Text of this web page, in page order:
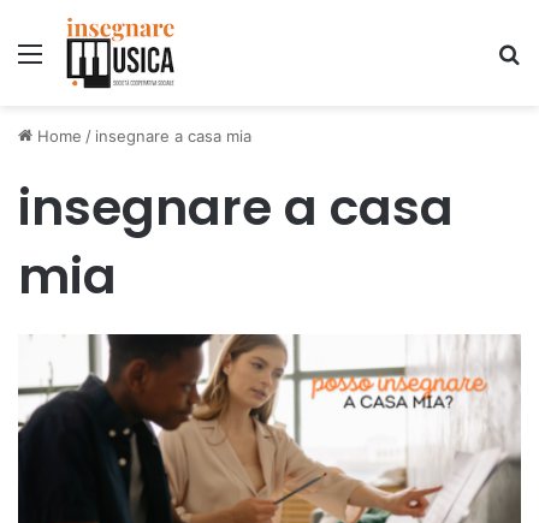
Menu
Home / insegnare a casa mia
insegnare a casa
mia